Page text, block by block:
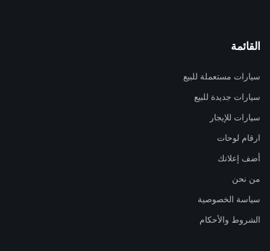
القائمة
سيارات مستعملة للبيع
سيارات جديدة للبيع
سيارات للإيجار
ارقام لوحات
أضف إعلانك
من نحن
سياسة الخصوصية
الشروط والأحكام